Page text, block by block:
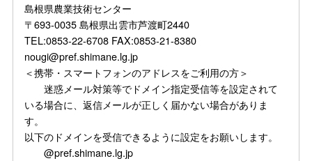
島根県農業技術センター
〒693-0035 島根県出雲市芦渡町2440
TEL:0853-22-6708 FAX:0853-21-8380
nougi@pref.shimane.lg.jp
＜携帯・スマートフォンのアドレスをご利用の方＞
迷惑メール対策等でドメイン指定受信等を設定されて
いる場合に、返信メールが正しく届かない場合がありま
す。
以下のドメインを受信できるように設定をお願いします。
@pref.shimane.lg.jp